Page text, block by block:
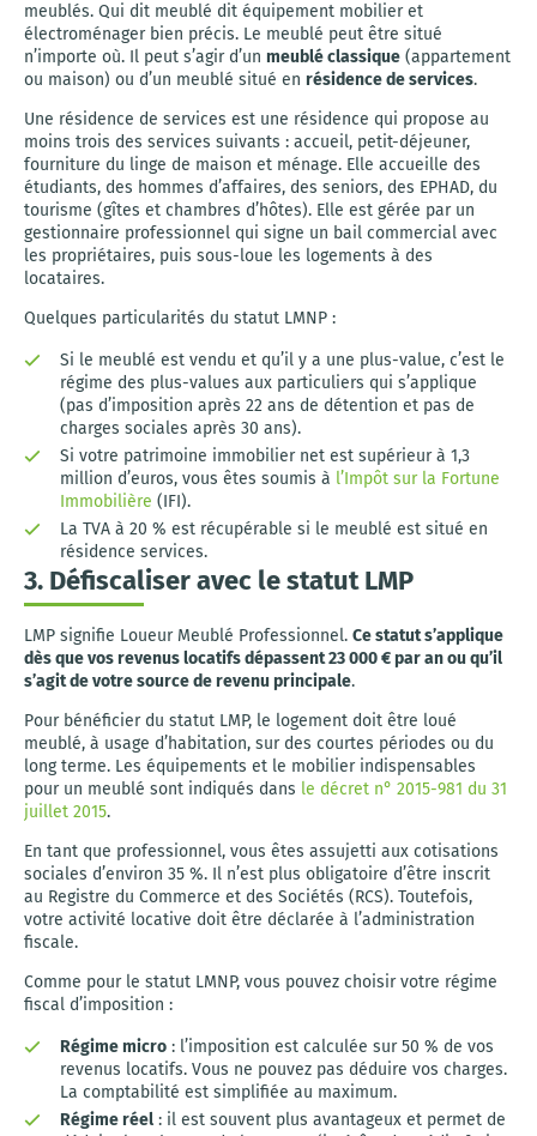
meublés. Qui dit meublé dit équipement mobilier et
électroménager bien précis. Le meublé peut être situé
n’importe où. Il peut s’agir d’un meublé classique (appartement
ou maison) ou d’un meublé situé en résidence de services.
Une résidence de services est une résidence qui propose au
moins trois des services suivants : accueil, petit-déjeuner,
fourniture du linge de maison et ménage. Elle accueille des
étudiants, des hommes d’affaires, des seniors, des EPHAD, du
tourisme (gîtes et chambres d’hôtes). Elle est gérée par un
gestionnaire professionnel qui signe un bail commercial avec
les propriétaires, puis sous-loue les logements à des
locataires.
Quelques particularités du statut LMNP :
Si le meublé est vendu et qu’il y a une plus-value, c’est le
régime des plus-values aux particuliers qui s’applique
(pas d’imposition après 22 ans de détention et pas de
charges sociales après 30 ans).
Si votre patrimoine immobilier net est supérieur à 1,3
million d’euros, vous êtes soumis à l’Impôt sur la Fortune
Immobilière (IFI).
La TVA à 20 % est récupérable si le meublé est situé en
résidence services.
3. Défiscaliser avec le statut LMP
LMP signifie Loueur Meublé Professionnel. Ce statut s’applique
dès que vos revenus locatifs dépassent 23 000 € par an ou qu’il
s’agit de votre source de revenu principale.
Pour bénéficier du statut LMP, le logement doit être loué
meublé, à usage d’habitation, sur des courtes périodes ou du
long terme. Les équipements et le mobilier indispensables
pour un meublé sont indiqués dans le décret n° 2015-981 du 31
juillet 2015.
En tant que professionnel, vous êtes assujetti aux cotisations
sociales d’environ 35 %. Il n’est plus obligatoire d’être inscrit
au Registre du Commerce et des Sociétés (RCS). Toutefois,
votre activité locative doit être déclarée à l’administration
fiscale.
Comme pour le statut LMNP, vous pouvez choisir votre régime
fiscal d’imposition :
Régime micro : l’imposition est calculée sur 50 % de vos
revenus locatifs. Vous ne pouvez pas déduire vos charges.
La comptabilité est simplifiée au maximum.
Régime réel : il est souvent plus avantageux et permet de